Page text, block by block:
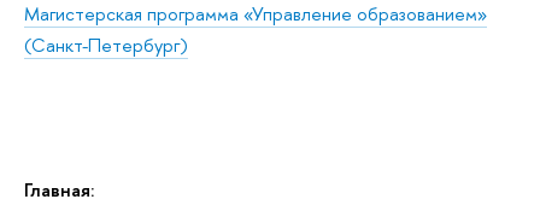
Главная:
Магистерская программа «Управление образованием»
(Санкт-Петербург)